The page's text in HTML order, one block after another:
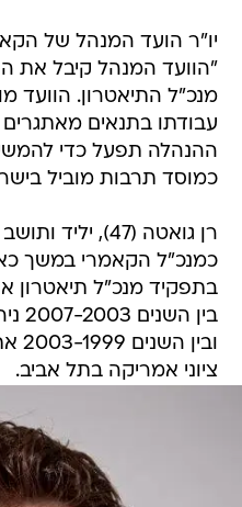
יו"ר הועד המנהל של
"הוועד המנהל קיבל את
מנכ"ל התיאטרון. הוועד
עבודתו בתנאים מאתגרים
ההנהלה תפעל כדי
כמוסד תרבות מוביל
רן גואטה (47),
בתפקיד מנכ"ל תיאטרון
ציוני אמריקה בתל אביב.